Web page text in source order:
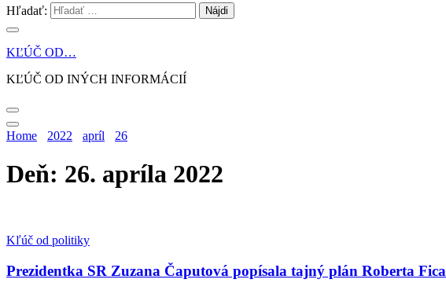
Hľadať:
KĽÚČ OD…
KĽÚČ OD INÝCH INFORMÁCIÍ
Home 2022 apríl 26
Deň: 26. apríla 2022
Kľúč od politiky
Prezidentka SR Zuzana Čaputová popísala tajný plán Roberta Fica